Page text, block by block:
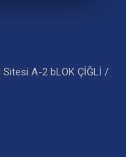
A-2 bLOK ÇİĞLİ /